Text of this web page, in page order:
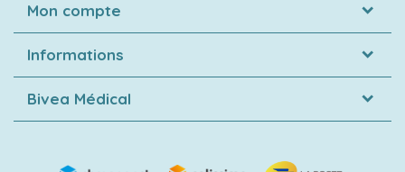
Mon compte
Informations
Bivea Médical